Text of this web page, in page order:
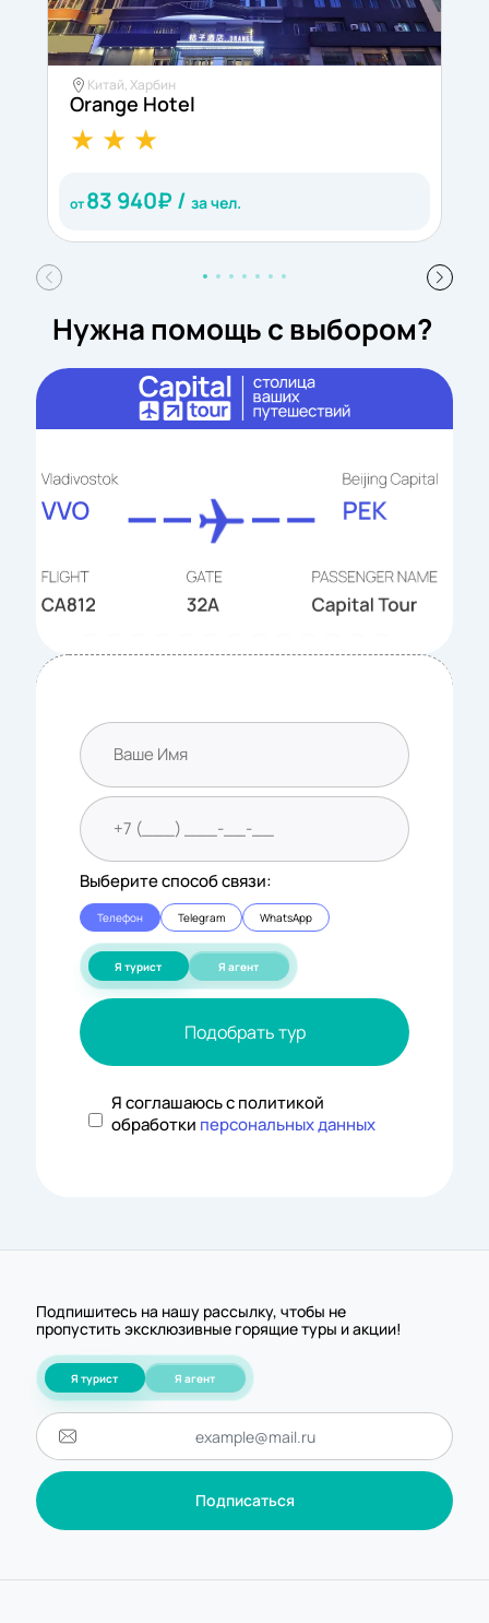
Китай, Харбин
Orange Hotel
от83 940₽ / за чел.
Нужна помощь с выбором?
Выберите способ связи:
Телефон Telegram WhatsApp
Я турист Я агент
Подобрать тур
Я соглашаюсь с политикой
обработки персональных данных
Подпишитесь на нашу рассылку, чтобы не
пропустить эксклюзивные горящие туры и акции!
Я турист Я агент
Подписаться